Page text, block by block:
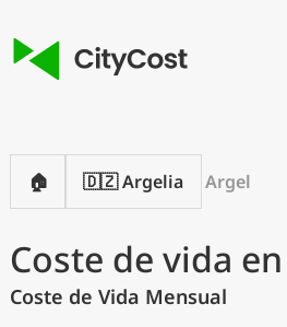
🏠 🇩🇿 Argelia Argel
Coste de vida en
Coste de Vida Mensual